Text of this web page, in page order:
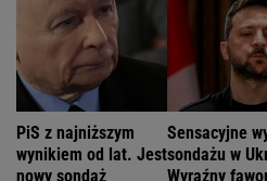
PiS z najniższym
wynikiem od lat. Jest
nowy sondaż
Sensacyjne
sondażu w
Wyraźny